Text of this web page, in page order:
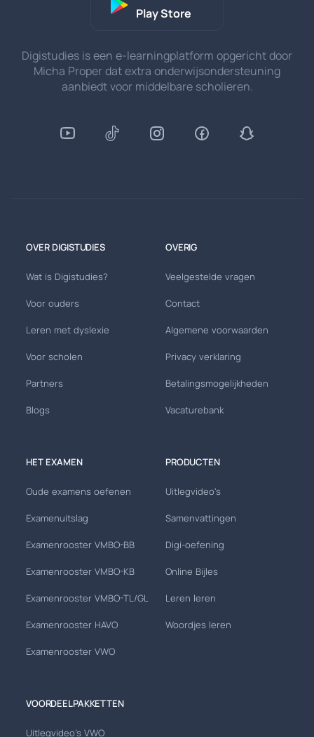
Play Store
Digistudies is een e-learningplatform opgericht door
Micha Proper dat extra onderwijsondersteuning
aanbiedt voor middelbare scholieren.
OVER DIGISTUDIES
Wat is Digistudies?
Voor ouders
Leren met dyslexie
Voor scholen
Partners
Blogs
OVERIG
Veelgestelde vragen
Contact
Algemene voorwaarden
Privacy verklaring
Betalingsmogelijkheden
Vacaturebank
HET EXAMEN
Oude examens oefenen
Examenuitslag
Examenrooster VMBO-BB
Examenrooster VMBO-KB
Examenrooster VMBO-TL/GL
Examenrooster HAVO
Examenrooster VWO
PRODUCTEN
Uitlegvideo's
Samenvattingen
Digi-oefening
Online Bijles
Leren leren
Woordjes leren
VOORDEELPAKKETTEN
Uitlegvideo's VWO